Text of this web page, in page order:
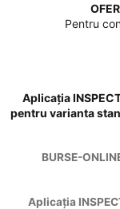
Pentru
Aplicația
pentru varianta
BURSE-
Aplicația